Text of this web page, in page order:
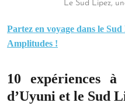
Le Sud Lipez,
Partez en voyage dans le
Amplitudes !
10 expériences
d’Uyuni et le Sud